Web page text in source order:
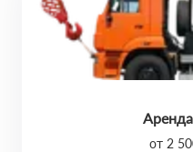
от 2